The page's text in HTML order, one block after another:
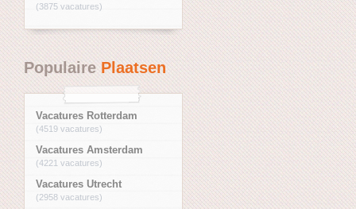
(3875 vacatures)
PopulairePlaatsen
Vacatures Rotterdam
(4519 vacatures)
Vacatures Amsterdam
(4221 vacatures)
Vacatures Utrecht
(2958 vacatures)